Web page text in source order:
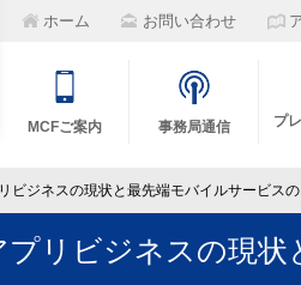
ホーム お問い合わせ
MCFご案内 事務局通信
プ
ビジネスの現状と最先端モバイルサービス
プリビジネスの現